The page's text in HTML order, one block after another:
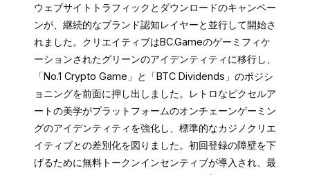
ウェブサイトトラフィックとダウンロードのキャンペー
ンが、継続的なブランド認知レイヤーと並行して開始さ
れました。クリエイティブはBC.Gameのゲーミフィケ
ーションされたグリーンのアイデンティティに移行し、
「No.1 Crypto Game」と「BTC Dividends」のポジシ
ョニングを前面に押し出しました。レトロなピクセルア
ートの美学がプラットフォームのオンチェーンゲーミン
グのアイデンティティを強化し、標準的なカジノクリエ
イティブとの差別化を図りました。初回登録の障壁を下
げるために無料トークンインセンティブが導入され、最